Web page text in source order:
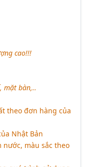
cao!!!
mặt bàn,..
theo đơn hàng của
Nhật Bản
màu sắc theo